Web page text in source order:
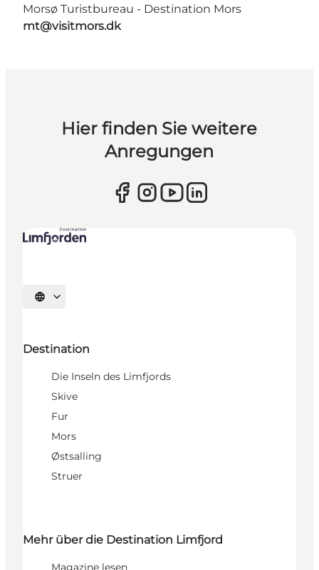
Morsø Turistbureau - Destination Mors
mt@visitmors.dk
Hier finden Sie weitere
Anregungen
Sprache auswählen
Destination
Die Inseln des Limfjords
Skive
Fur
Mors
Østsalling
Struer
Mehr über die Destination Limfjord
Magazine lesen